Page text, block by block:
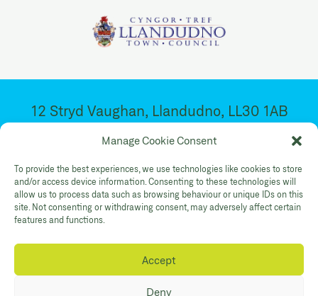
Manage Cookie Consent
To provide the best experiences, we use technologies like cookies to store
and/or access device information. Consenting to these technologies will
allow us to process data such as browsing behaviour or unique IDs on this
site. Not consenting or withdrawing consent, may adversely affect certain
features and functions.
Accept
Deny
12 Stryd Vaughan, Llandudno, LL30 1AB
Sadwrn
Facebook Twitter
YouTube
Gallery Instagram
Shop Instagram
Polisi Preifatrwydd
Cysylltwch